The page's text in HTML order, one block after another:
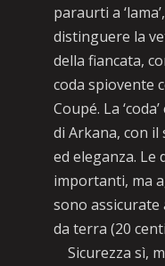
paraurti a
distinguere la
della fiancata,
coda spiovente
Coupé. La
di Arkana, con
ed eleganza. Le
importanti, ma
sono assicurate
da terra (20
Sicurezza sì,